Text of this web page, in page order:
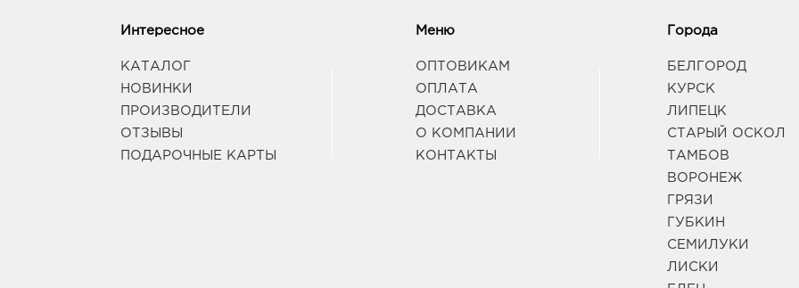
Интересное
КАТАЛОГ
НОВИНКИ
ПРОИЗВОДИТЕЛИ
ОТЗЫВЫ
ПОДАРОЧНЫЕ КАРТЫ
Меню
ОПТОВИКАМ
ОПЛАТА
ДОСТАВКА
О КОМПАНИИ
КОНТАКТЫ
Города
БЕЛГОРОД
КУРСК
ЛИПЕЦК
СТАРЫЙ ОСКОЛ
ТАМБОВ
ВОРОНЕЖ
ГРЯЗИ
ГУБКИН
СЕМИЛУКИ
ЛИСКИ